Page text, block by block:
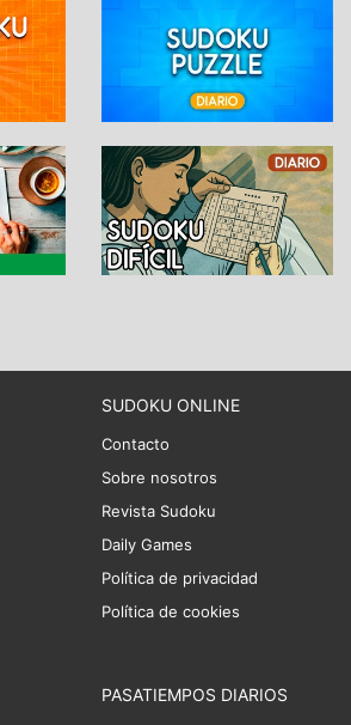
SUDOKU ONLINE
Contacto
Sobre nosotros
Revista Sudoku
Daily Games
Política de privacidad
Política de cookies
PASATIEMPOS DIARIOS